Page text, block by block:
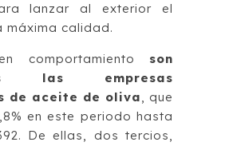
lanzar al exterior el
máxima calidad.
comportamiento son
las empresas
de aceite de oliva, que
en este periodo hasta
De ellas, dos tercios,